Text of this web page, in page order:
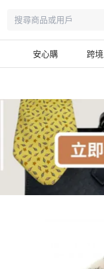
安心購 跨